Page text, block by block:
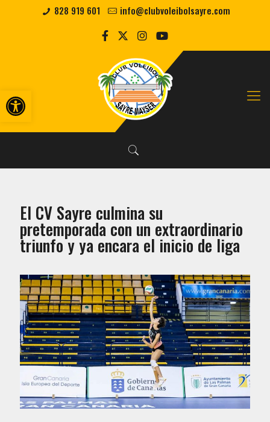
Abrir barra de herramientas
828 919 601 info@clubvoleibolsayre.com
El CV Sayre culmina su
pretemporada con un extraordinario
triunfo y ya encara el inicio de liga